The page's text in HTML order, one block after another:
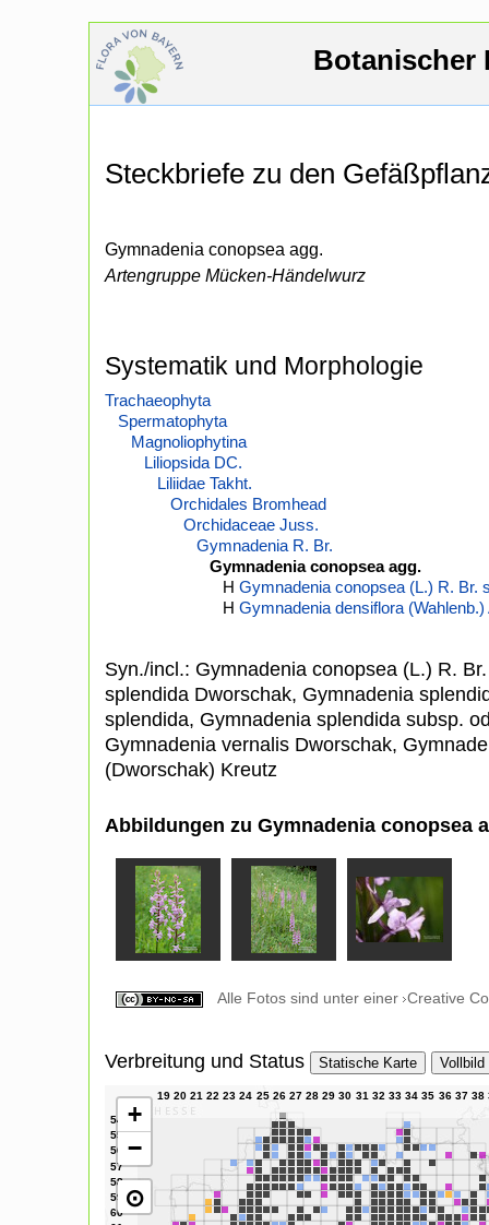
Botanischer
Steckbriefe zu den
Gymnadenia conopsea agg.
Artengruppe Mücken-Händelwurz
Systematik und Morphologie
Trachaeophyta
Spermatophyta
Magnoliophytina
Liliopsida DC.
Liliidae Takht.
Orchidales Bromhead
Orchidaceae Juss.
Gymnadenia R. Br.
Gymnadenia conopsea agg.
H Gymnadenia conopsea (L.) R. Br.
H Gymnadenia densiflora (Wahlenb.)
Syn./incl.: Gymnadenia conopsea (L.) R.
splendida Dworschak, Gymnadenia
splendida, Gymnadenia splendida subsp.
Gymnadenia vernalis Dworschak,
(Dworschak) Kreutz
Abbildungen zu Gymnadenia conopsea
Alle Fotos sind unter einer Creative
Verbreitung und Status Statische Karte Vollbild
+
−
⊙